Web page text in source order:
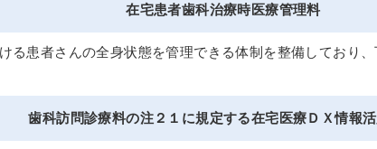
在宅患者歯科治療時医療管理料
る患者さんの全身状態を管理できる体制を整備しており
歯科訪問診療料の注２１に規定する在宅医療ＤＸ情報